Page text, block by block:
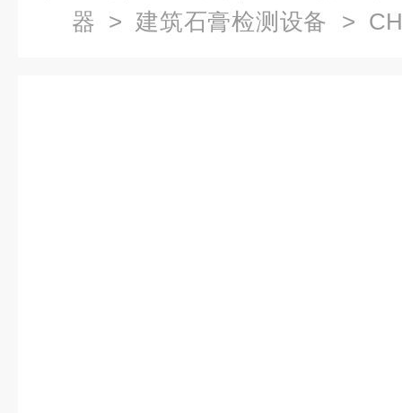
器 > 建筑石膏检测设备 >